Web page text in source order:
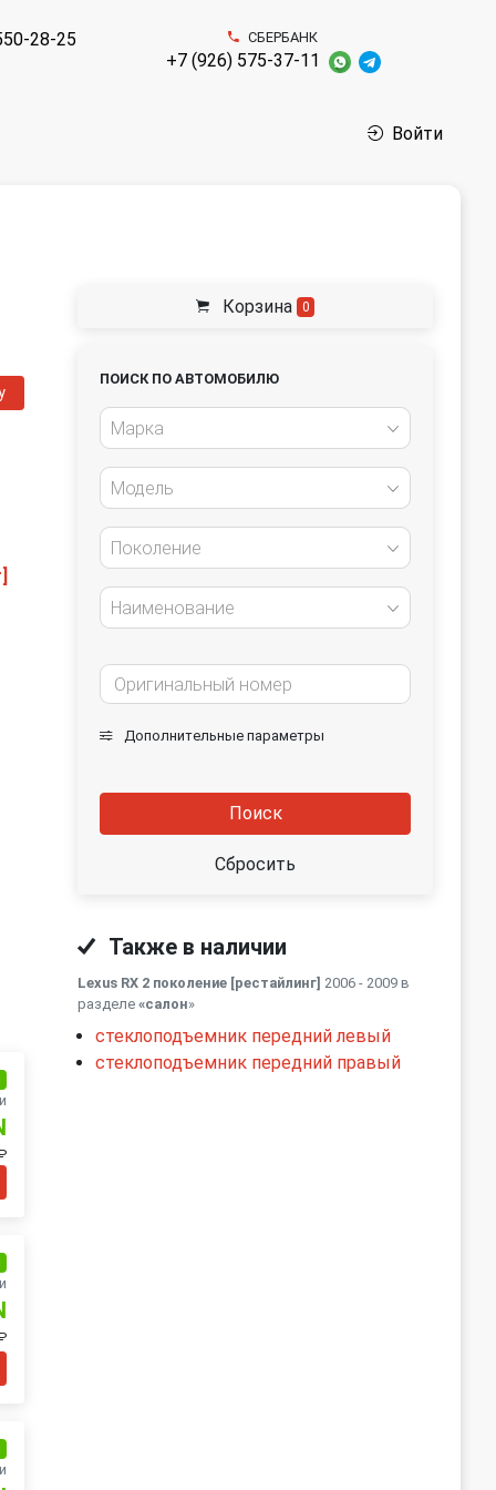
28-25 СБЕРБАНК
+7 (926) 575-37-11
Войти
Корзина 0
ПОИСК ПО АВТОМОБИЛЮ
Марка
Модель
Поколение
Наименование
Дополнительные параметры
Поиск
Сбросить
Также в наличии
Lexus RX 2 поколение [рестайлинг] 2006 - 2009 в
разделе «салон»
стеклоподъемник передний левый
стеклоподъемник передний правый